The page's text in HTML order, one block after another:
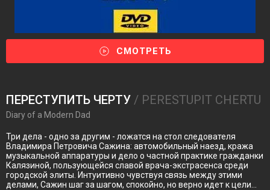
СМОТРЕТЬ
ПЕРЕСТУПИТЬ ЧЕРТУ / PERESTUPIT CHERTU
Diary of a Modern Dad
Три дела - одно за другим - ложатся на стол следователя
Владимира Петровича Сажина: автомобильный наезд, кража
музыкальной аппаратуры и дело о частной практике гражданки
Калязиной, пользующейся славой врача-экстрасенса среди
городской элиты. Интуитивно чувствуя связь между этими
делами, Сажин шаг за шагом, спокойно, но верно идет к цели...